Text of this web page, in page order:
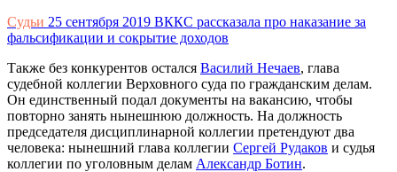
Судьи 25 сентября 2019 ВККС рассказала про наказание за
фальсификации и сокрытие доходов
Также без конкурентов остался Василий Нечаев, глава
судебной коллегии Верховного суда по гражданским делам.
Он единственный подал документы на вакансию, чтобы
повторно занять нынешнюю должность. На должность
председателя дисциплинарной коллегии претендуют два
человека: нынешний глава коллегии Сергей Рудаков и судья
коллегии по уголовным делам Александр Ботин.